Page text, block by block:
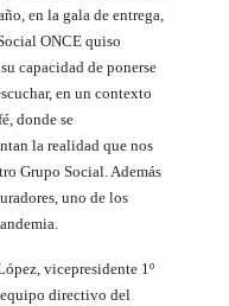
en la gala de entrega,
ONCE quiso
capacidad de ponerse
en un contexto
donde se
la realidad que nos
Grupo Social. Además
uno de los
vicepresidente 1º
directivo del